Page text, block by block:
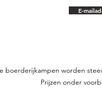
E-
boerderijkampen worden
Prijzen onder